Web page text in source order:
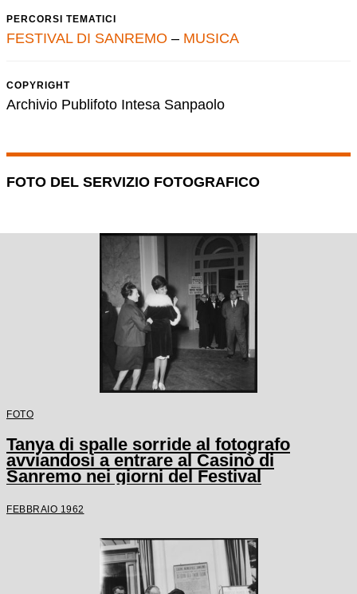
PERCORSI TEMATICI
FESTIVAL DI SANREMO – MUSICA
COPYRIGHT
Archivio Publifoto Intesa Sanpaolo
FOTO DEL SERVIZIO FOTOGRAFICO
FOTO
Tanya di spalle sorride al fotografo
avviandosi a entrare al Casinò di
Sanremo nei giorni del Festival
FEBBRAIO 1962